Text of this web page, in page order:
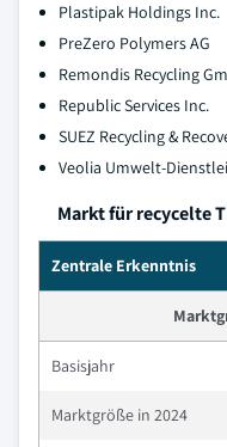
Plastipak Holdings Inc.
PreZero Polymers AG
Remondis Recycling
Republic Services Inc.
SUEZ Recycling &
Veolia Umwelt-
Markt für recycelte
Zentrale Erkenntnis
Basisjahr
Marktgröße in 2024